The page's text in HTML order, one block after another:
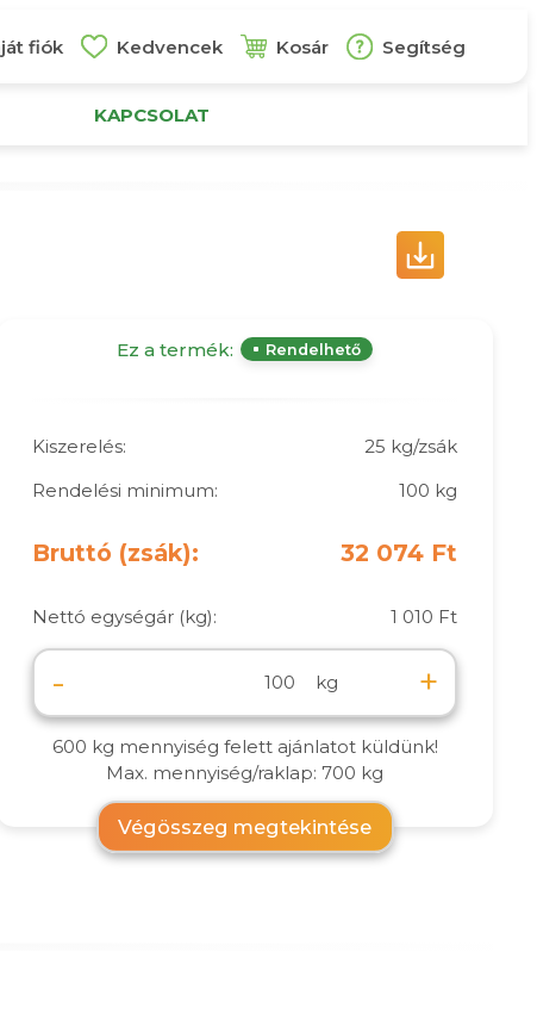
fiók Kedvencek Kosár Segítség
KAPCSOLAT
Ez a termék: Rendelhető
Kiszerelés:
25 kg/zsák
Rendelési minimum:
100 kg
Bruttó (zsák): 32 074 Ft
Nettó egységár (kg): 1 010 Ft
- kg +
600 kg mennyiség felett ajánlatot küldünk!
Max. mennyiség/raklap: 700 kg
Végösszeg megtekintése